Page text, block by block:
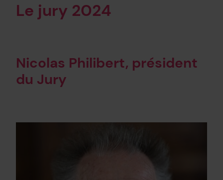
Le jury 2024
Nicolas Philibert, président
du Jury